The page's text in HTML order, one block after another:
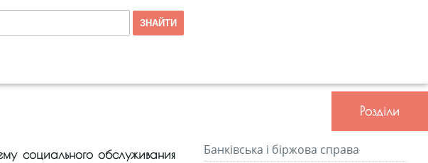
социального обслуживания
Розділи
Банківська і біржова справа